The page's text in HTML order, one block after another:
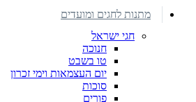
מתנות לחגים ומועדים
חגי ישראל
חנוכה
טו בשבט
יום העצמאות וימי זכרון
סוכות
פורים